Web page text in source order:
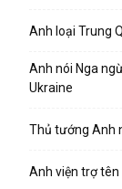
Anh loại Trung
Anh nói Nga
Ukraine
Thủ tướng Anh
Anh viện trợ